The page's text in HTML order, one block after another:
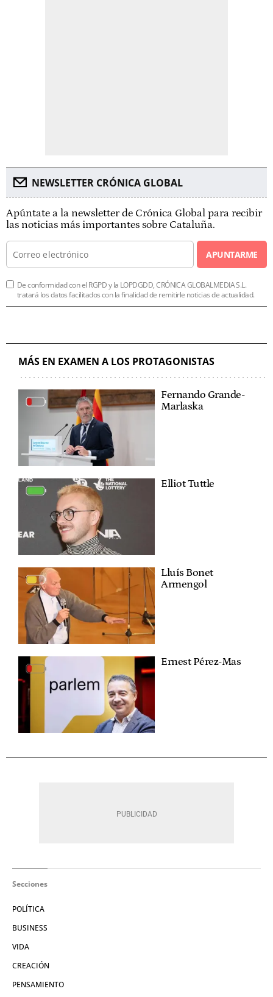
NEWSLETTER CRÓNICA GLOBAL
Apúntate a la newsletter de Crónica Global para recibir
las noticias más importantes sobre Cataluña.
APUNTARME
De conformidad con el RGPD y la LOPDGDD, CRÓNICA GLOBALMEDIA S.L.
tratará los datos facilitados con la finalidad de remitirle noticias de actualidad.
MÁS EN EXAMEN A LOS PROTAGONISTAS
Fernando Grande-
Marlaska
Elliot Tuttle
Lluís Bonet
Armengol
Ernest Pérez-Mas
Secciones
POLÍTICA
BUSINESS
VIDA
CREACIÓN
PENSAMIENTO